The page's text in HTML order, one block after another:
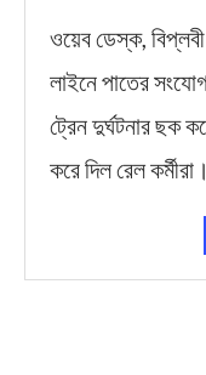
ওয়েব ডেস্ক,
লাইনে পাতের
ট্রেন দুর্ঘটনার ছক
করে দিল রেল